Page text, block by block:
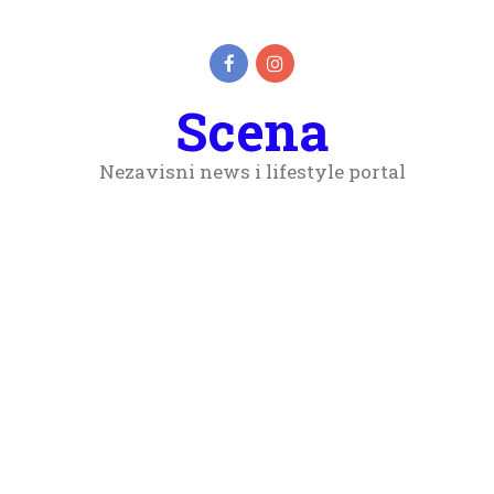
Scena
Nezavisni news i lifestyle portal